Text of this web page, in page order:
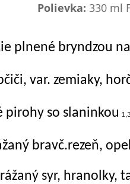
Polievka:330 ml
plnené bryndzou
var. zemiaky,
pirohy so slaninkou
bravč.rezeň,
syr, hranolky,